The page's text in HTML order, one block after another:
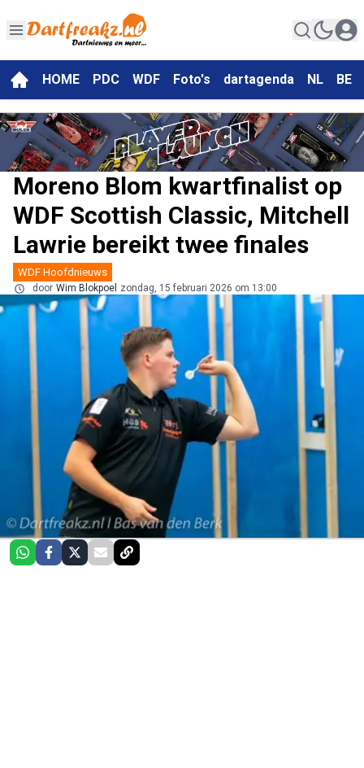
HOME PDC WDF Foto's dartagenda NL BE
Moreno Blom kwartfinalist op
WDF Scottish Classic, Mitchell
Lawrie bereikt twee finales
WDF Hoofdnieuws
door Wim Blokpoel zondag, 15 februari 2026 om 13:00